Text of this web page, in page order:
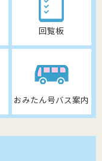
回覧板
おみたん号バス案内